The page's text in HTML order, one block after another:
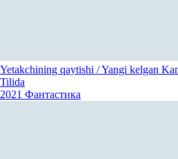
Yetakchining qaytishi / Yangi kelgan
Tilida
2021 Фантастика